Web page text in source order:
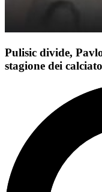
Pulisic divide,
stagione dei